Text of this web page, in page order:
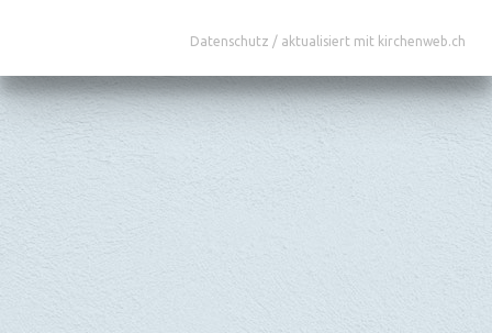
Datenschutz / aktualisiert mit kirchenweb.ch